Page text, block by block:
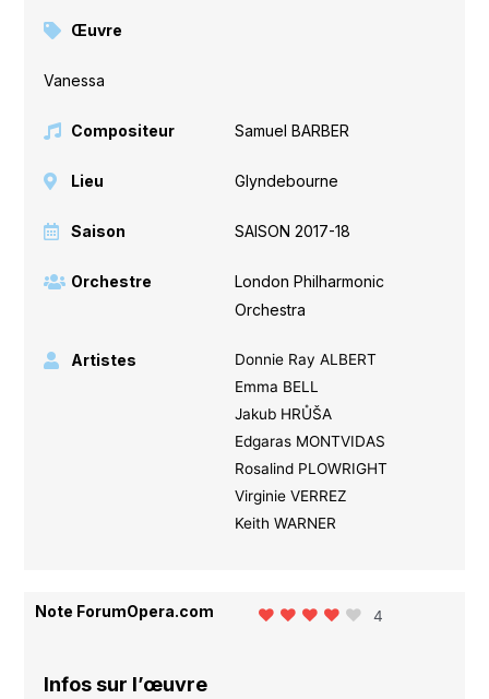
Œuvre
Vanessa
Compositeur Samuel BARBER
Lieu Glyndebourne
Saison SAISON 2017-18
Orchestre
London Philharmonic
Orchestra
Artistes
Donnie Ray ALBERT
Emma BELL
Jakub HRŮŠA
Edgaras MONTVIDAS
Rosalind PLOWRIGHT
Virginie VERREZ
Keith WARNER
Note ForumOpera.com 4
Infos sur l’œuvre